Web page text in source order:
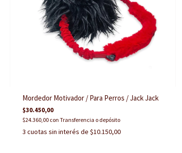
Mordedor Motivador / Para Perros / Jack Jack
$30.450,00
$24.360,00 con Transferencia o depósito
3 cuotas sin interés de $10.150,00